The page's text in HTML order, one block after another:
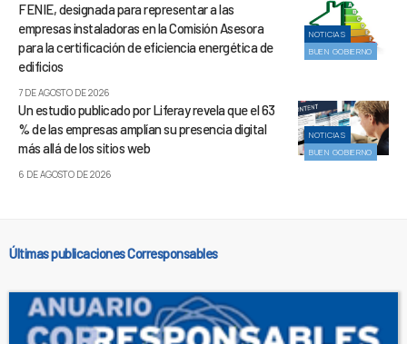
NOTICIAS
BUEN GOBIERNO
FENIE, designada para representar a las
empresas instaladoras en la Comisión Asesora
para la certificación de eficiencia energética de
edificios
7 DE AGOSTO DE 2026
NOTICIAS
BUEN GOBIERNO
Un estudio publicado por Liferay revela que el 63
% de las empresas amplían su presencia digital
más allá de los sitios web
6 DE AGOSTO DE 2026
Últimas publicaciones Corresponsables